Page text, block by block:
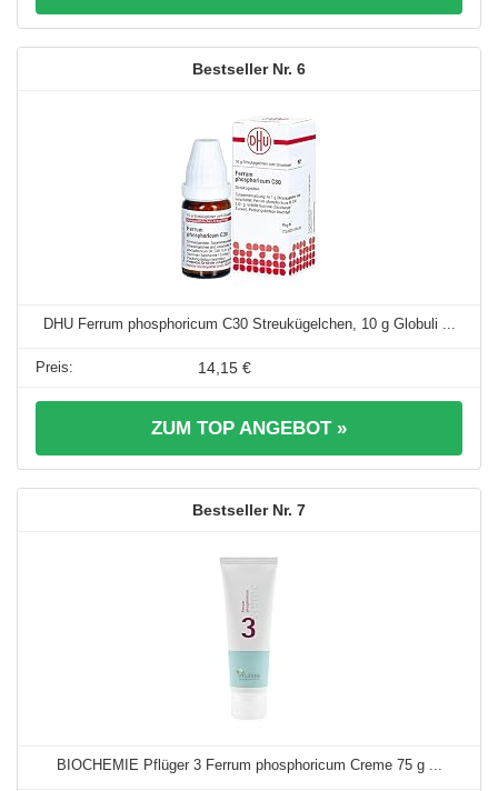
6
DHU Ferrum phosphoricum C30 Streukügelchen, 10 g Globuli ...
14,15 €
ZUM TOP ANGEBOT »
7
BIOCHEMIE Pflüger 3 Ferrum phosphoricum Creme 75 g ...